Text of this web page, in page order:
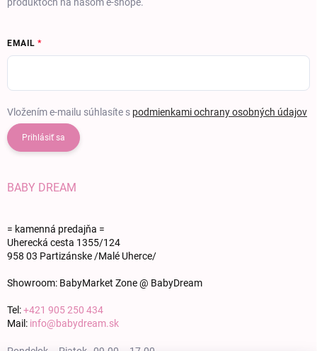
produktoch na našom e-shope.
EMAIL
Vložením e-mailu súhlasíte s podmienkami ochrany osobných údajov
Prihlásiť sa
BABY DREAM
= kamenná predajňa =
Uherecká cesta 1355/124
958 03 Partizánske /Malé Uherce/
Showroom: BabyMarket Zone @ BabyDream
Tel:+421 905 250 434
Mail: info@babydream.sk